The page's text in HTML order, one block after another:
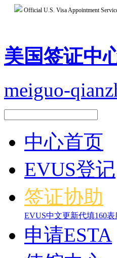
Official U.S. Visa Appointment
美国签证中
meiguo-
中心首页
EVUS登记
签证协助
EVUS中文更新代填160表
申请ESTA